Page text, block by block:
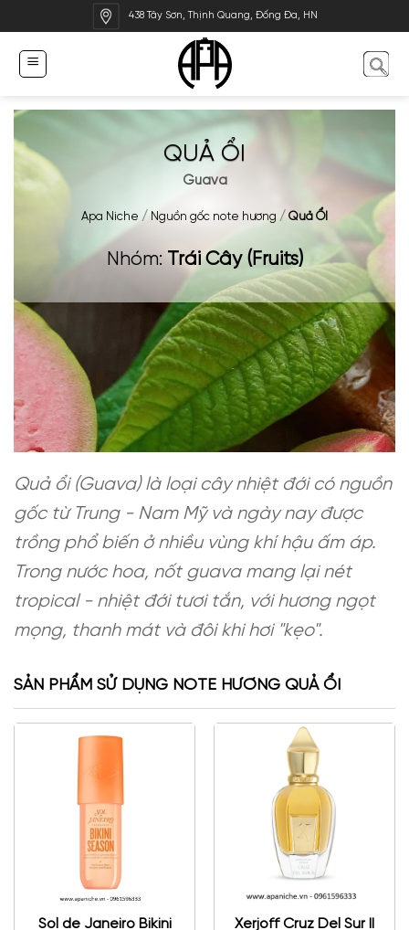
qua
dung
438 Tây Sơn, Thịnh Quang, Đống Đa, HN
QUẢ ỔI
Guava
Apa Niche / Nguồn gốc note hương / Quả ỔI
Nhóm: Trái Cây (Fruits)
Quả ổi (Guava) là loại cây nhiệt đới có nguồn
gốc từ Trung - Nam Mỹ và ngày nay được
trồng phổ biến ở nhiều vùng khí hậu ấm áp.
Trong nước hoa, nốt guava mang lại nét
tropical - nhiệt đới tươi tắn, với hương ngọt
mọng, thanh mát và đôi khi hơi "kẹo".
SẢN PHẨM SỬ DỤNG NOTE HƯƠNG QUẢ ỔI
Sol de Janeiro Bikini
Xerjoff Cruz Del Sur II